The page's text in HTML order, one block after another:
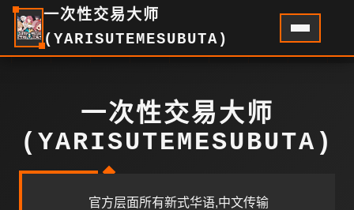
一次性交易大师
(YARISUTEMESUBUTA)
一次性交易大师
(YARISUTEMESUBUTA)
官方层面所有新式华语,中文传输